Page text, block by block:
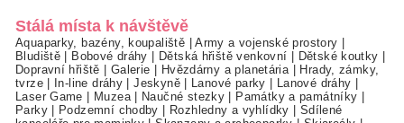
Stálá místa k návštěvě
Aquaparky, bazény, koupaliště |Army a vojenské prostory
Bludiště
Bobové dráhy Dětská hřiště venkovní Dětské koutky
Dopravní hřiště
Galerie Hvězdárny a planetária
Hrady, zámky,
tvrze| In-line dráhy |Jeskyně| Lanové parky Lanové dráhy
Laser Game
Muzea| Naučné stezky Památky a památníky
Parky| Podzemní chodby Rozhledny a vyhlídky
Sdílené